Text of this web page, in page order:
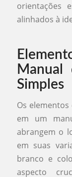
orientações
alinhados à
Manual
Simples
Os
em um
abrangem o
em suas
branco e
aspecto